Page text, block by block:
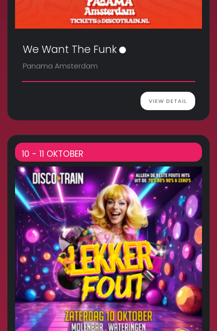
We Want The Funk
Panama Amsterdam
VIEW DETAIL
10 - 11 OKTOBER